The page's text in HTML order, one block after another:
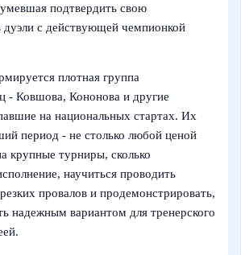
подтвердить свою
дуэли с действующей чемпионкой
плотная группа
- Ковшова, Кононова и другие
на национальных стартах. Их
период - не столько любой ценой
крупные турниры, сколько
научиться проводить
провалов и продемонстрировать,
надежным вариантом для тренерского